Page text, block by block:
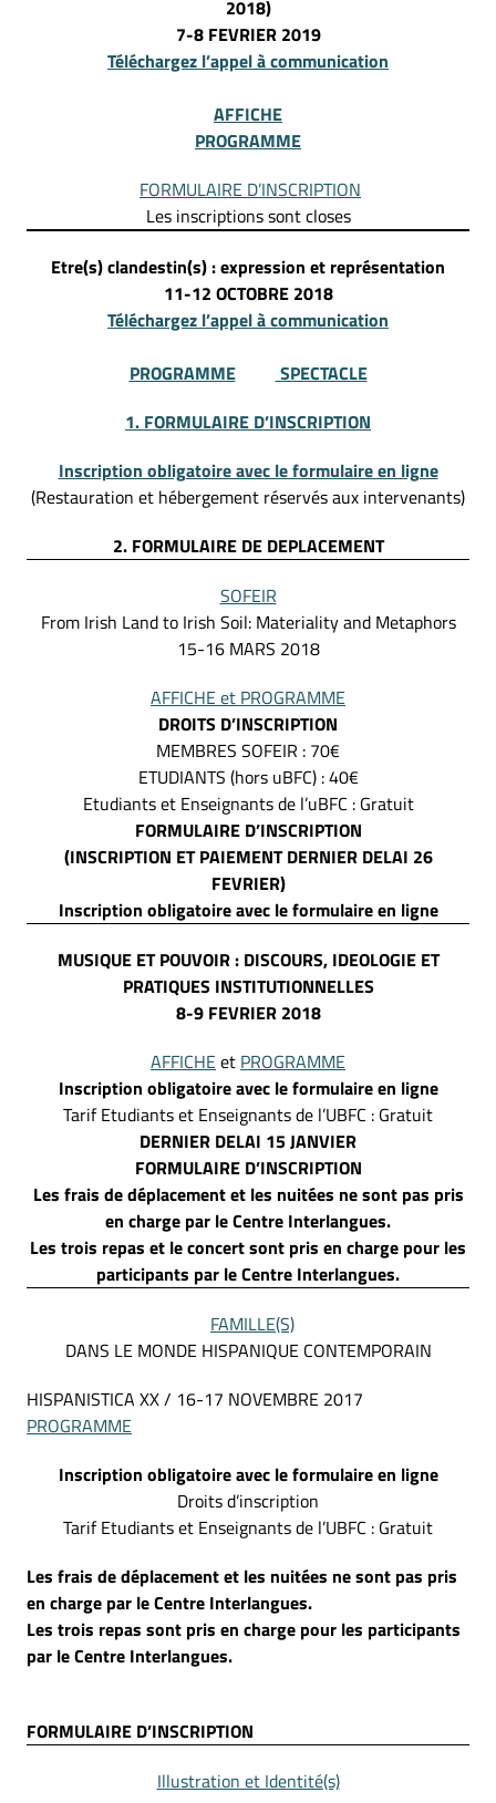
2018)
7-8 FEVRIER 2019
Téléchargez l’appel à communication
AFFICHE
PROGRAMME
FORMULAIRE D’INSCRIPTION
Les inscriptions sont closes
Etre(s) clandestin(s) : expression et représentation
11-12 OCTOBRE 2018
Téléchargez l’appel à communication
PROGRAMME
SPECTACLE
1. FORMULAIRE D’INSCRIPTION
Inscription obligatoire avec le formulaire en ligne
(Restauration et hébergement réservés aux intervenants)
2. FORMULAIRE DE DEPLACEMENT
SOFEIR
From Irish Land to Irish Soil: Materiality and Metaphors
15-16 MARS 2018
AFFICHE et PROGRAMME
DROITS D’INSCRIPTION
MEMBRES SOFEIR : 70€
ETUDIANTS (hors uBFC) : 40€
Etudiants et Enseignants de l’uBFC : Gratuit
FORMULAIRE D’INSCRIPTION
(INSCRIPTION ET PAIEMENT DERNIER DELAI 26
FEVRIER)
Inscription obligatoire avec le formulaire en ligne
MUSIQUE ET POUVOIR : DISCOURS, IDEOLOGIE ET
PRATIQUES INSTITUTIONNELLES
8-9 FEVRIER 2018
AFFICHE et PROGRAMME
Inscription obligatoire avec le formulaire en ligne
Tarif Etudiants et Enseignants de l’UBFC : Gratuit
DERNIER DELAI 15 JANVIER
FORMULAIRE D’INSCRIPTION
Les frais de déplacement et les nuitées ne sont pas pris
en charge par le Centre Interlangues.
Les trois repas et le concert sont pris en charge pour les
participants par le Centre Interlangues.
FAMILLE(S)
DANS LE MONDE HISPANIQUE CONTEMPORAIN
HISPANISTICA XX / 16-17 NOVEMBRE 2017
PROGRAMME
Inscription obligatoire avec le formulaire en ligne
Droits d’inscription
Tarif Etudiants et Enseignants de l’UBFC : Gratuit
Les frais de déplacement et les nuitées ne sont pas pris
en charge par le Centre Interlangues.
Les trois repas sont pris en charge pour les participants
par le Centre Interlangues.
FORMULAIRE D’INSCRIPTION
Illustration et Identité(s)